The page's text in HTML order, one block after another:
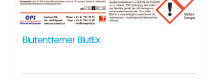
Blutentferner BlutEx